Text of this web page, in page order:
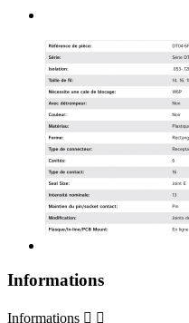
Informations
Informations  